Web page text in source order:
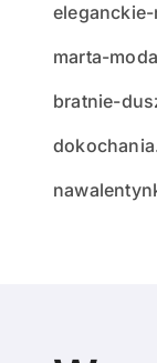
marta-
bratnie-